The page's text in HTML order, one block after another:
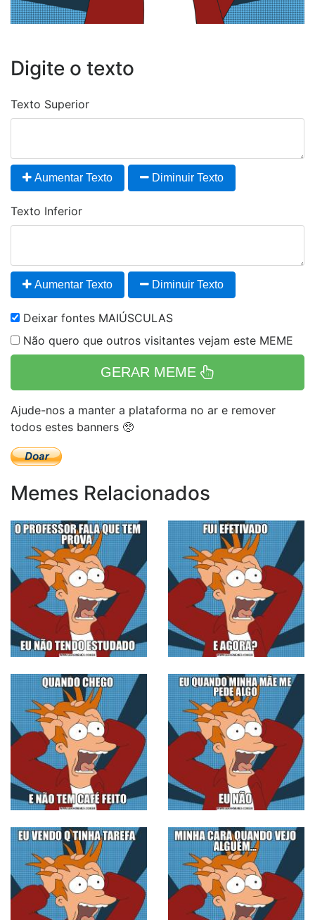
Digite o texto
Texto Superior
Aumentar Texto Diminuir Texto
Texto Inferior
Aumentar Texto Diminuir Texto
Deixar fontes MAIÚSCULAS
Não quero que outros visitantes vejam este MEME
GERAR MEME
Ajude-nos a manter a plataforma no ar e remover
todos estes banners 🥺
Memes Relacionados